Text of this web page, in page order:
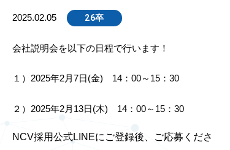
2025.02.05 26卒
会社説明会を以下の日程で行います！
１）2025年2月7日(金) 14：00～15：30
２）2025年2月13日(木) 14：00～15：30
NCV採用公式LINEにご登録後、ご応募くださ